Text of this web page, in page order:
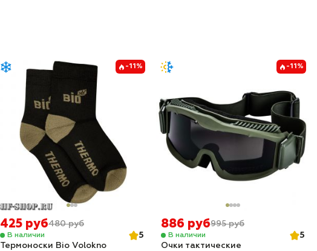
-11%
425 руб480 руб
В наличии
5
Термоноски Bio Volokno
-11%
886 руб995 руб
В наличии
5
Очки тактические